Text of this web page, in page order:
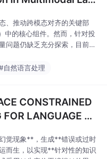
、推动跨模态对齐的关键部
中的核心组件。然而，针对投
问题仍缺乏充分探索，目前仅
型内部的视觉—语言语义流，
自然语言处理
CONSTRAINED
LANGUAGE M
觉现象**，生成**错误或过时
而生，以实现**针对性的知识